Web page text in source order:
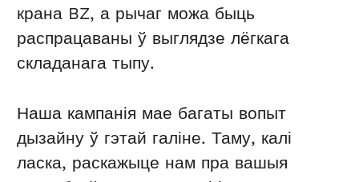
крана BZ, а рычаг можа быць
распрацаваны ў выглядзе лёгкага
складанага тыпу.
Наша кампанія мае багаты вопыт
дызайну ў гэтай галіне. Таму, калі
ласка, раскажыце нам пра вашыя